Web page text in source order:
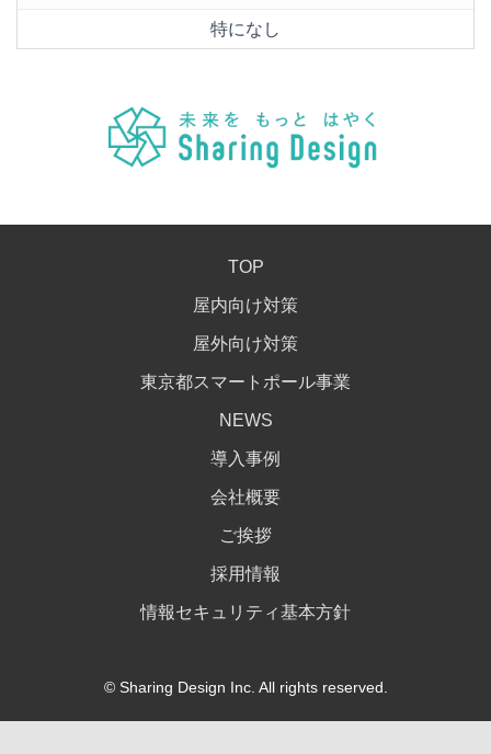
特になし
TOP
屋内向け対策
屋外向け対策
東京都スマートポール事業
NEWS
導入事例
会社概要
ご挨拶
採用情報
情報セキュリティ基本方針
© Sharing Design Inc. All rights reserved.